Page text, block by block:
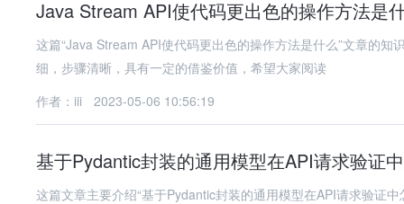
Java Stream API使代码更出色的操作方法是
这篇“Java Stream API使代码更出色的操作方法是什么”文章的
细，步骤清晰，具有一定的借鉴价值，希望大家阅读
作者：iii
2023-05-06 10:56:19
基于Pydantic封装的通用模型在API请求验证
这篇文章主要介绍“基于Pydantic封装的通用模型在API请求验证